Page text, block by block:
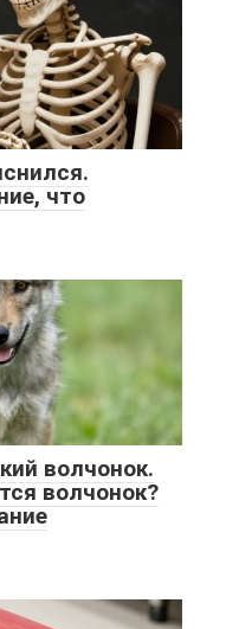
что
волчонок.
волчонок?